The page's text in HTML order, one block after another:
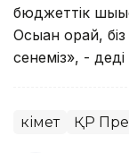
бюджеттік
Осыған орай,
сенеміз», -
Үкімет ҚР